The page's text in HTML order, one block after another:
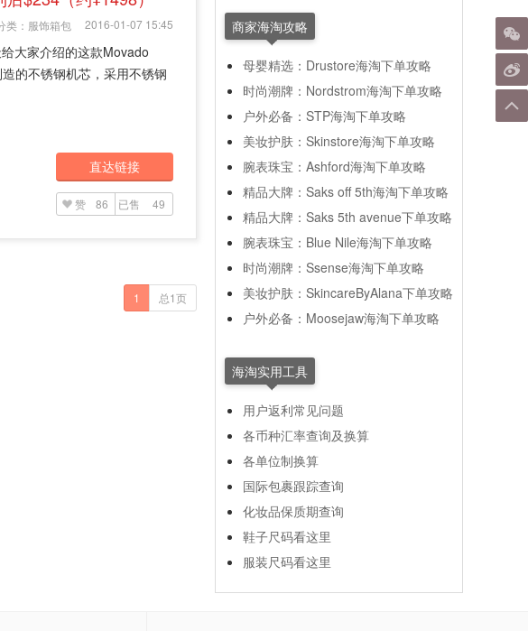
2016-01-07 15:45
类： 服饰箱包
大家介绍的这款Movado
的不锈钢机芯，采用不锈钢
直达链接
赞 86 已售 49
1 总1页
商家海淘攻略
母婴精选：Drustore海淘下单攻略
时尚潮牌：Nordstrom海淘下单攻略
户外必备：STP海淘下单攻略
美妆护肤：Skinstore海淘下单攻略
腕表珠宝：Ashford海淘下单攻略
精品大牌：Saks off 5th海淘下单攻略
精品大牌：Saks 5th avenue下单攻略
腕表珠宝：Blue Nile海淘下单攻略
时尚潮牌：Ssense海淘下单攻略
美妆护肤：SkincareByAlana下单攻略
户外必备：Moosejaw海淘下单攻略
海淘实用工具
用户返利常见问题
各币种汇率查询及换算
各单位制换算
国际包裹跟踪查询
化妆品保质期查询
鞋子尺码看这里
服装尺码看这里